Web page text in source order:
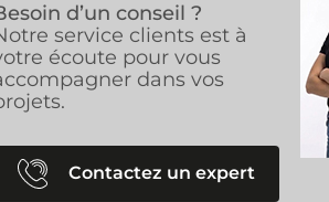
d’un conseil ?
service clients est à
écoute pour vous
dans vos
Contactez un expert